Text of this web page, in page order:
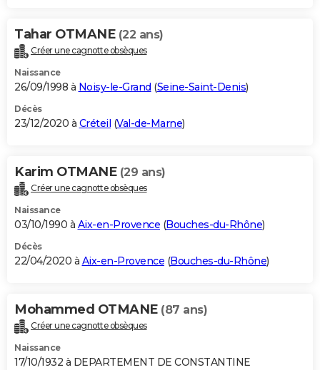
Tahar OTMANE (22 ans)
Créer une cagnotte obsèques
Naissance
26/09/1998 à Noisy-le-Grand (Seine-Saint-Denis)
Décès
23/12/2020 à Créteil (Val-de-Marne)
Karim OTMANE (29 ans)
Créer une cagnotte obsèques
Naissance
03/10/1990 à Aix-en-Provence (Bouches-du-Rhône)
Décès
22/04/2020 à Aix-en-Provence (Bouches-du-Rhône)
Mohammed OTMANE (87 ans)
Créer une cagnotte obsèques
Naissance
17/10/1932 à DEPARTEMENT DE CONSTANTINE